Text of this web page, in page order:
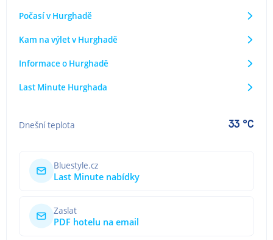
Počasí v Hurghadě
Kam na výlet v Hurghadě
Informace o Hurghadě
Last Minute Hurghada
Dnešní teplota 33 °C
Bluestyle.cz
Last Minute nabídky
Zaslat
PDF hotelu na email